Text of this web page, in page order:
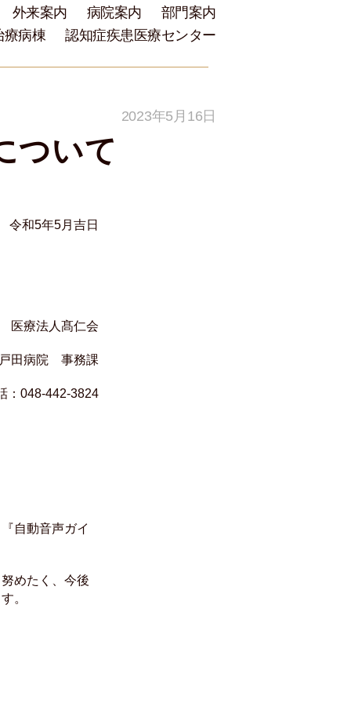
外来案内 病院案内
部門案内
療病棟
認知症疾患医療センター
2023年5月16日
ついて
令和5年5月吉日
会
課
自動音声ガイ
めたく、今後
。